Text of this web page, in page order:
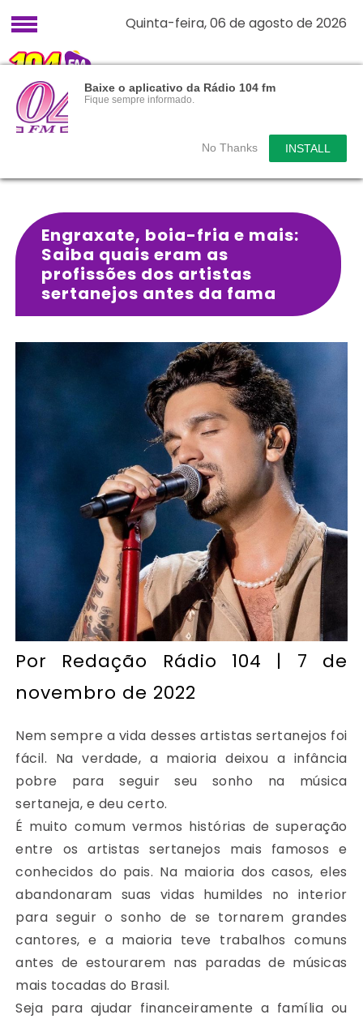
Baixe o aplicativo da Rádio 104 fm
Fique sempre informado.
No Thanks INSTALL
Quinta-feira, 06 de agosto de 2026
Engraxate, boia-fria e mais:
Saiba quais eram as
profissões dos artistas
sertanejos antes da fama
Por Redação Rádio 104 | 7 de
novembro de 2022
Nem sempre a vida desses artistas sertanejos foi
fácil. Na verdade, a maioria deixou a infância
pobre para seguir seu sonho na música
sertaneja, e deu certo.
É muito comum vermos histórias de superação
entre os artistas sertanejos mais famosos e
conhecidos do pais. Na maioria dos casos, eles
abandonaram suas vidas humildes no interior
para seguir o sonho de se tornarem grandes
cantores, e a maioria teve trabalhos comuns
antes de estourarem nas paradas de músicas
mais tocadas do Brasil.
Seja para ajudar financeiramente a família ou